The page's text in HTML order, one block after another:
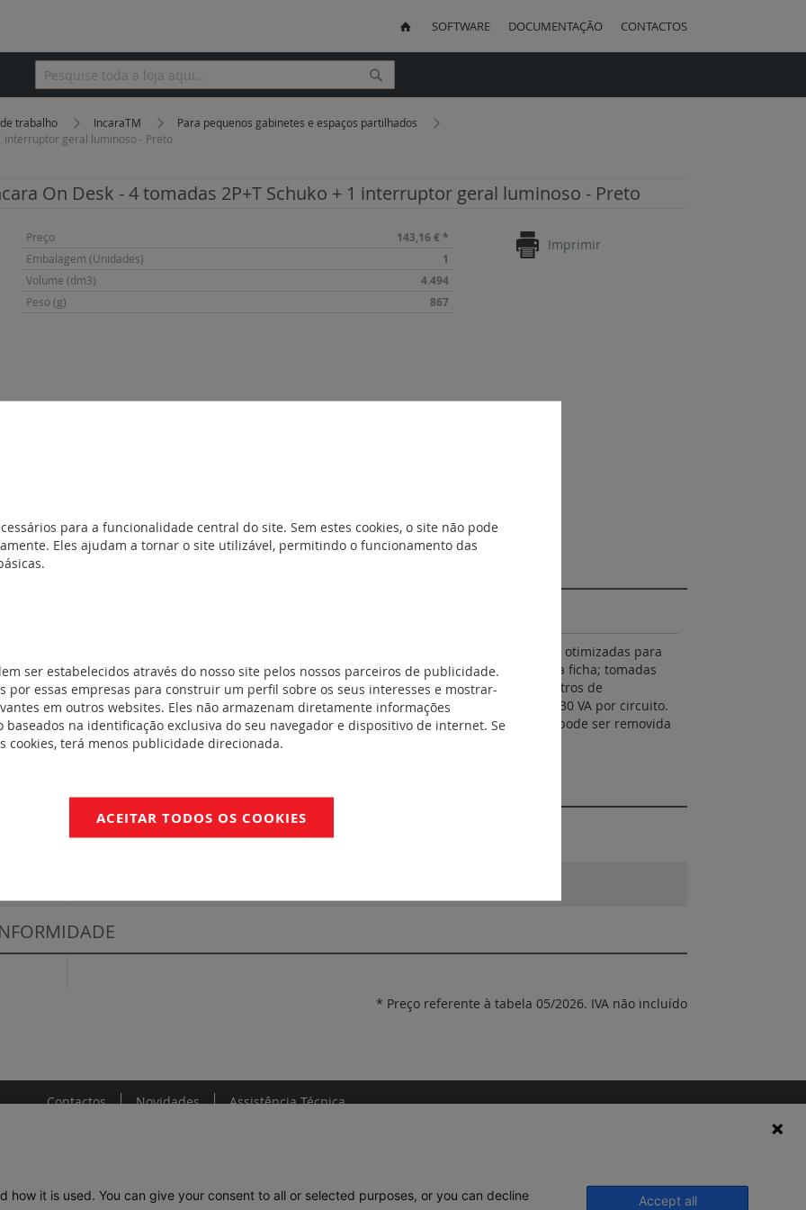
SOFTWARE DOCUMENTAÇÃO CONTACTOS
Pesquisa Pesquisa
trabalho IncaraTM
Para pequenos gabinetes e espaços partilhados
interruptor geral luminoso - Preto
On Desk - 4 tomadas 2P+T Schuko + 1 interruptor geral luminoso - Preto
Mais
informação
Preço 143,16 € *
Embalagem (Unidades) 1
Volume (dm3) 4.494
Peso (g) 867
Imprimir
equipados e com cabo de alimentação - 8 módulos. Blocos em alumínio e ABS; Dimensões otimizadas para
Especialmente concebidos em formato angular para facilitar a ligação e a remoção da ficha; tomadas
equipadas com obturadores de proteção. Blocos fornecidos equipados com cabo de 2 metros de
e com ficha 2P+T. Em conformidade com a norma NF C 61-314. Potência máxima 3.680 W a 230 VA por circuito.
de dupla face (fornecida) ou com o acessório de fixação ref. 6 551 99 A fita de dupla face pode ser removida
* Preço referente à tabela 05/2026. IVA não incluído
Contactos Novidades Assistência Técnica
para a funcionalidade central do site. Sem estes cookies, o site não pode
Eles ajudam a tornar o site utilizável, permitindo o funcionamento das
ser estabelecidos através do nosso site pelos nossos parceiros de publicidade.
por essas empresas para construir um perfil sobre os seus interesses e mostrar-
em outros websites. Eles não armazenam diretamente informações
baseados na identificação exclusiva do seu navegador e dispositivo de internet. Se
cookies, terá menos publicidade direcionada.
ACEITAR TODOS OS COOKIES
it is used. You can give your consent to all or selected purposes, or you can decline
Accept all